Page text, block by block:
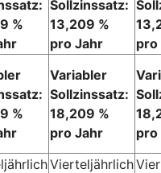
%
Sollzinssatz:
13,209 %
pro Jahr
pro
%
Variabler
Sollzinssatz:
18,209 %
pro Jahr
pro
Vierteljährlich